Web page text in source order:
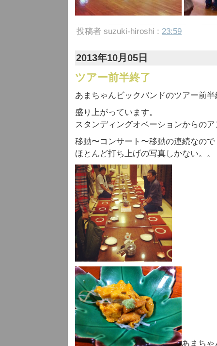
投稿者 suzuki-hiroshi : 23:59
2013年10月05日
ツアー前半終了
あまちゃんビックバンドのツアー前
盛り上がっています。
スタンディングオベーションからの
移動〜コンサート〜移動の連続なので
ほとんど打ち上げの写真しかない。。
あまち